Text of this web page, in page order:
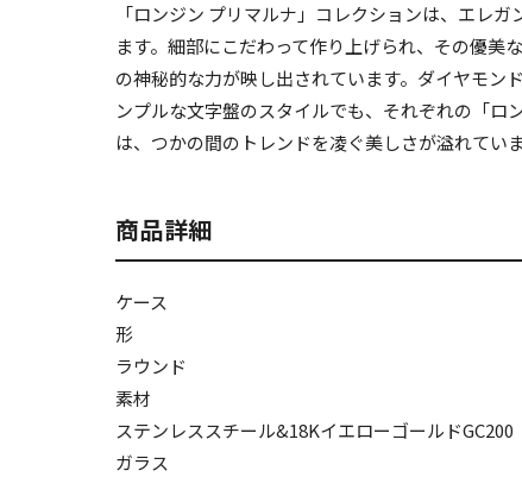
「ロンジン プリマルナ」コレクションは、エレ
ます。細部にこだわって作り上げられ、その優美
の神秘的な力が映し出されています。ダイヤモン
ンプルな文字盤のスタイルでも、それぞれの「ロ
は、つかの間のトレンドを凌ぐ美しさが溢れていま
商品詳細
ケース
形
ラウンド
素材
ステンレススチール&18KイエローゴールドGC200
ガラス